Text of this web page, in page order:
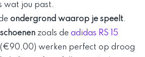
wat jou past.
ondergrond waarop je speelt.
zoals de adidas RS 15
(€90,00) werken perfect op droog